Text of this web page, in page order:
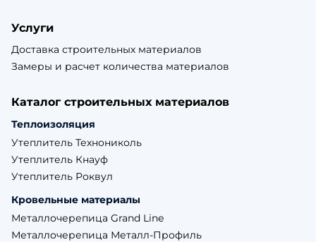
Услуги
Доставка строительных материалов
Замеры и расчет количества материалов
Каталог строительных материалов
Теплоизоляция
Утеплитель Технониколь
Утеплитель Кнауф
Утеплитель Роквул
Кровельные материалы
Металлочерепица Grand Line
Металлочерепица Металл-Профиль